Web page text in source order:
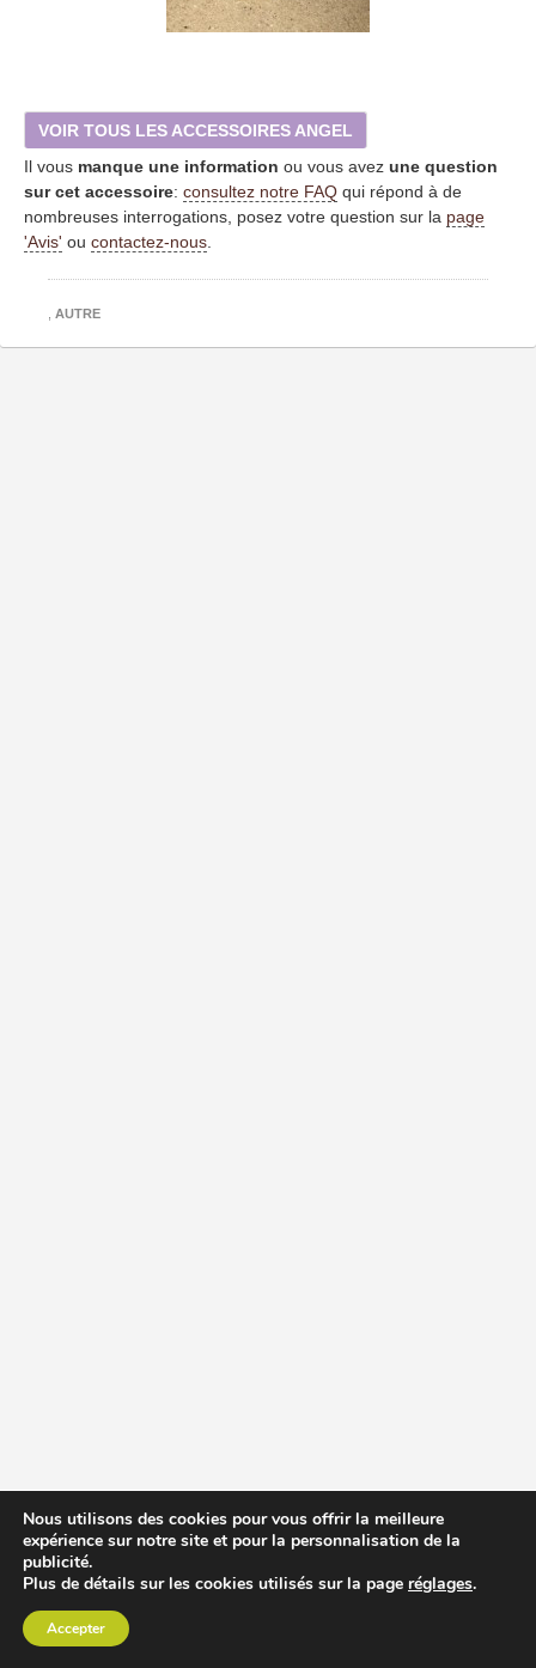
VOIR TOUS LES ACCESSOIRES ANGEL
Il vous manque une information ou vous avez une question
sur cet accessoire: consultez notre FAQ qui répond à de
nombreuses interrogations, posez votre question sur la page
'Avis' ou contactez-nous
AUTRE
Nous utilisons des cookies pour vous offrir la meilleure
expérience sur notre site et pour la personnalisation de la
publicité.
Plus de détails sur les cookies utilisés sur la page réglages.
Accepter